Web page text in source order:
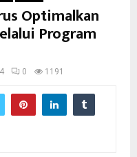
Optimalkan
Program
0 1191